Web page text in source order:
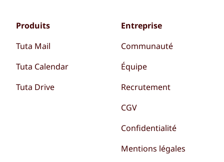
Produits
Tuta Mail
Tuta Calendar
Tuta Drive
Entreprise
Communauté
Équipe
Recrutement
CGV
Confidentialité
Mentions légales